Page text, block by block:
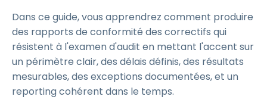
Dans ce guide, vous apprendrez comment produire
des rapports de conformité des correctifs qui
résistent à l'examen d'audit en mettant l'accent sur
un périmètre clair, des délais définis, des résultats
mesurables, des exceptions documentées, et un
reporting cohérent dans le temps.